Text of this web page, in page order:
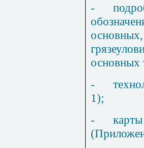
-
основных,
основных
-
1);
-